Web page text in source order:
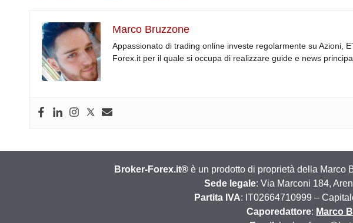
c
e
b
o
k
k
e
dI
n
d
di
t
e
a
d
at
s
A
gr
a
Marco Bruzzone
Appassionato di trading online investe regolarmente su Azioni,
Forex.it per il quale si occupa di realizzare guide e news
Broker-Forex.it® è un prodotto di proprietà della Marco
Sede legale: Via Marconi 184,
Partita IVA: IT02664710999 –
Caporedattore: Marco